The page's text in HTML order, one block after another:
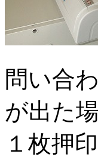
問い合
が出た
１枚押